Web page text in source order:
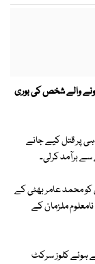
والے شخص کی بوری
پر قتل کیے جانے
برآمد کرلی۔
گیشن ون ایسٹ کے مطابق رواں ماہ 17 اپریل کو محمد عامر بھٹی کے
ملزمان کے
ہوئے کلوز سرکٹ